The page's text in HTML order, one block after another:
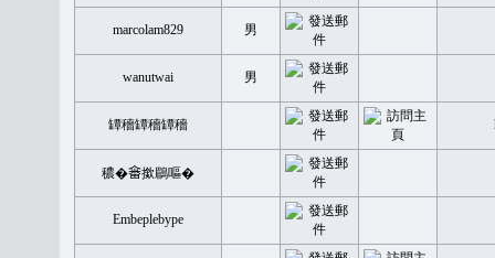
marcolam829 男
wanutwai 男
罈穡罈穡罈穡
穠�𤲞撳鶥嘔�
Embeplebype